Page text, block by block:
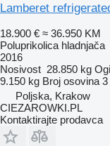
Lamberet
18.900 € ≈ 36.950 KM
Poluprikolica hladnjača
2016
Nosivost 28.850 kg
9.150 kg Broj osovina 3
Poljska, Krakow
CIEZAROWKI.PL
Kontaktirajte prodavca